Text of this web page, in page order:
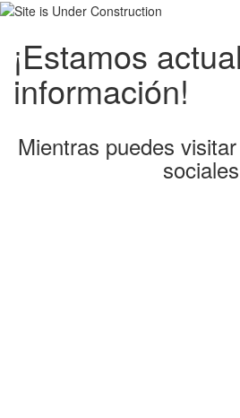
¡Estamos
información!
Mientras puedes
sociales